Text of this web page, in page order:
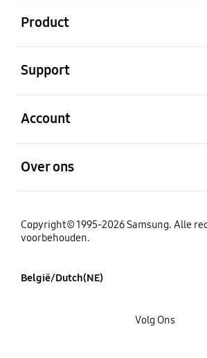
Product
Support
Account
Over ons
Copyright© 1995-2026 Samsung. Alle
voorbehouden.
België/Dutch(NE)
Volg Ons